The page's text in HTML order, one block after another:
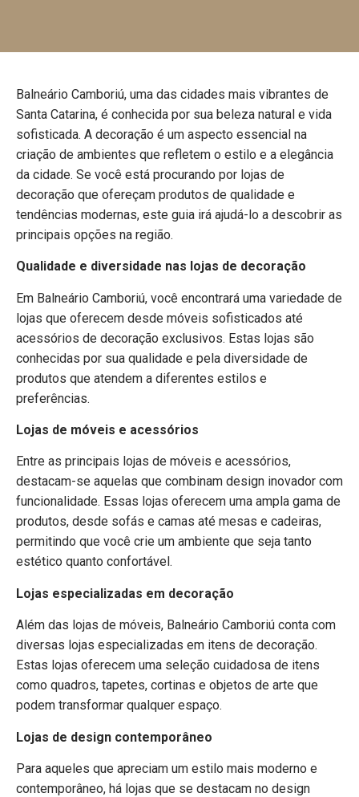
Balneário Camboriú, uma das cidades mais vibrantes de
Santa Catarina, é conhecida por sua beleza natural e vida
sofisticada. A decoração é um aspecto essencial na
criação de ambientes que refletem o estilo e a elegância
da cidade. Se você está procurando por lojas de
decoração que ofereçam produtos de qualidade e
tendências modernas, este guia irá ajudá-lo a descobrir as
principais opções na região.
Qualidade e diversidade nas lojas de decoração
Em Balneário Camboriú, você encontrará uma variedade de
lojas que oferecem desde móveis sofisticados até
acessórios de decoração exclusivos. Estas lojas são
conhecidas por sua qualidade e pela diversidade de
produtos que atendem a diferentes estilos e
preferências.
Lojas de móveis e acessórios
Entre as principais lojas de móveis e acessórios,
destacam-se aquelas que combinam design inovador com
funcionalidade. Essas lojas oferecem uma ampla gama de
produtos, desde sofás e camas até mesas e cadeiras,
permitindo que você crie um ambiente que seja tanto
estético quanto confortável.
Lojas especializadas em decoração
Além das lojas de móveis, Balneário Camboriú conta com
diversas lojas especializadas em itens de decoração.
Estas lojas oferecem uma seleção cuidadosa de itens
como quadros, tapetes, cortinas e objetos de arte que
podem transformar qualquer espaço.
Lojas de design contemporâneo
Para aqueles que apreciam um estilo mais moderno e
contemporâneo, há lojas que se destacam no design